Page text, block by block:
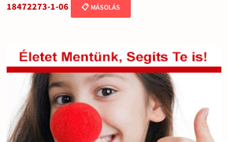
18472273-1-06 📋 MÁSOLÁS